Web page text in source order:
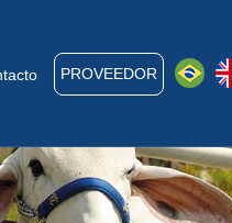
PROVEEDOR